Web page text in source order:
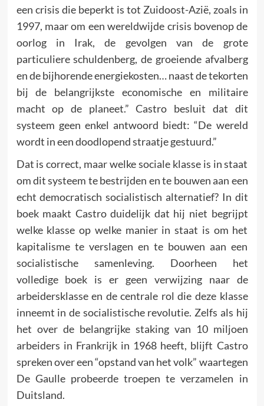
een crisis die beperkt is tot Zuidoost-Azië, zoals in
1997, maar om een wereldwijde crisis bovenop de
oorlog in Irak, de gevolgen van de grote
particuliere schuldenberg, de groeiende afvalberg
en de bijhorende energiekosten… naast de tekorten
bij de belangrijkste economische en militaire
macht op de planeet.” Castro besluit dat dit
systeem geen enkel antwoord biedt: “De wereld
wordt in een doodlopend straatje gestuurd.”
Dat is correct, maar welke sociale klasse is in staat
om dit systeem te bestrijden en te bouwen aan een
echt democratisch socialistisch alternatief? In dit
boek maakt Castro duidelijk dat hij niet begrijpt
welke klasse op welke manier in staat is om het
kapitalisme te verslagen en te bouwen aan een
socialistische samenleving. Doorheen het
volledige boek is er geen verwijzing naar de
arbeidersklasse en de centrale rol die deze klasse
inneemt in de socialistische revolutie. Zelfs als hij
het over de belangrijke staking van 10 miljoen
arbeiders in Frankrijk in 1968 heeft, blijft Castro
spreken over een “opstand van het volk” waartegen
De Gaulle probeerde troepen te verzamelen in
Duitsland.